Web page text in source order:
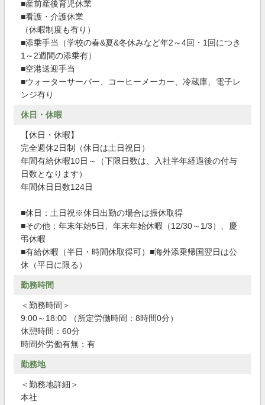
■産前産後育児休業
■看護・介護休業
（休暇制度も有り）
■添乗手当（学校の春&夏&冬休みなど年2～4回・1回につき
1～2週間の添乗有）
■空港送迎手当
■ウォーターサーバー、コーヒーメーカー、冷蔵庫、電子レ
ンジ有り
休日・休暇
【休日・休暇】
完全週休2日制（休日は土日祝日）
年間有給休暇10日～（下限日数は、入社半年経過後の付与
日数となります）
年間休日日数124日
■休日：土日祝※休日出勤の場合は振休取得
■その他：年末年始5日、年末年始休暇（12/30～1/3）、慶
弔休暇
■有給休暇（半日・時間休取得可）■海外添乗帰国翌日は公
休（平日に限る）
勤務時間
＜勤務時間＞
9:00～18:00 （所定労働時間：8時間0分）
休憩時間：60分
時間外労働有無：有
勤務地
＜勤務地詳細＞
本社